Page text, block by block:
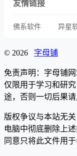
友情链接
佛系软件 异星
© 2026 字母铺
免责声明：字母铺
仅限用于学习和研
途，否则一切后果
版权争议与本站无
电脑中彻底删除上
同意只将此文件用